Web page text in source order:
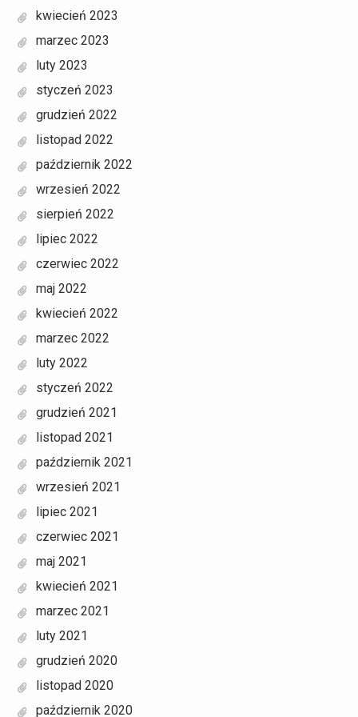
kwiecień 2023
marzec 2023
luty 2023
styczeń 2023
grudzień 2022
listopad 2022
październik 2022
wrzesień 2022
sierpień 2022
lipiec 2022
czerwiec 2022
maj 2022
kwiecień 2022
marzec 2022
luty 2022
styczeń 2022
grudzień 2021
listopad 2021
październik 2021
wrzesień 2021
lipiec 2021
czerwiec 2021
maj 2021
kwiecień 2021
marzec 2021
luty 2021
grudzień 2020
listopad 2020
październik 2020